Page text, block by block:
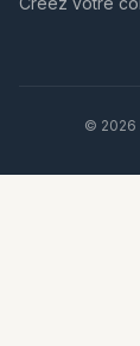
© 2026